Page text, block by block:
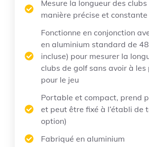
Mesure la longueur des
manière précise et constante
Fonctionne en conjonction
en aluminium standard de
incluse) pour mesurer la
clubs de golf sans avoir à
pour le jeu
Portable et compact, prend
et peut être fixé à l’établi de
option)
Fabriqué en aluminium